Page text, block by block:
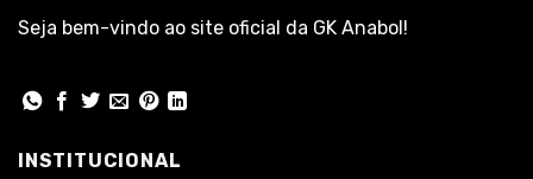
Seja bem-vindo ao site oficial da GK Anabol!
INSTITUCIONAL